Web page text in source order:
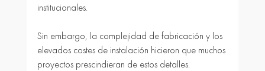
institucionales.
Sin embargo, la complejidad de fabricación y los
elevados costes de instalación hicieron que muchos
proyectos prescindieran de estos detalles.